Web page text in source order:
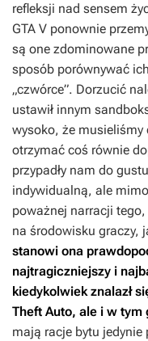
refleksji nad sensem
GTA V ponownie
są one zdominowane
sposób porównywać
„czwórce”. Dorzucić
ustawił innym
wysoko, że musieliśmy
otrzymać coś równie
przypadły nam do
indywidualną, ale
poważnej narracji
na środowisku graczy,
stanowi ona
najtragiczniejszy i
kiedykolwiek znalazł
Theft Auto, ale i w tym
mają racje bytu